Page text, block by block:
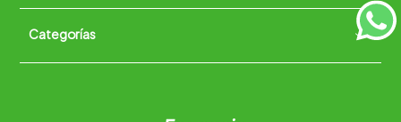
Quiénes somos
Trabaja con nosotros
Categorías +